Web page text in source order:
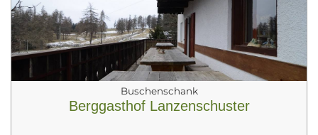
Buschenschank
Berggasthof Lanzenschuster